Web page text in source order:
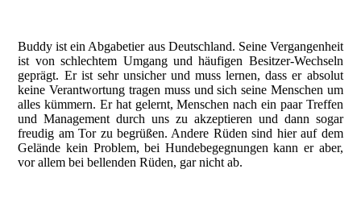
Buddy ist ein Abgabetier aus Deutschland. Seine Vergangenheit
ist von schlechtem Umgang und häufigen Besitzer-Wechseln
geprägt. Er ist sehr unsicher und muss lernen, dass er absolut
keine Verantwortung tragen muss und sich seine Menschen um
alles kümmern. Er hat gelernt, Menschen nach ein paar Treffen
und Management durch uns zu akzeptieren und dann sogar
freudig am Tor zu begrüßen. Andere Rüden sind hier auf dem
Gelände kein Problem, bei Hundebegegnungen kann er aber,
vor allem bei bellenden Rüden, gar nicht ab.